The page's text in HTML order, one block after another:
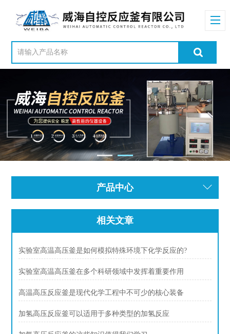
产品中心
相关文章
实验室高温高压釜是如何模拟特殊环境下化学反应的?
实验室高温高压釜在多个科研领域中发挥着重要作用
高温高压反应釜是现代化学工程中不可少的核心装备
加氢高压反应釜可以适用于多种类型的加氢反应